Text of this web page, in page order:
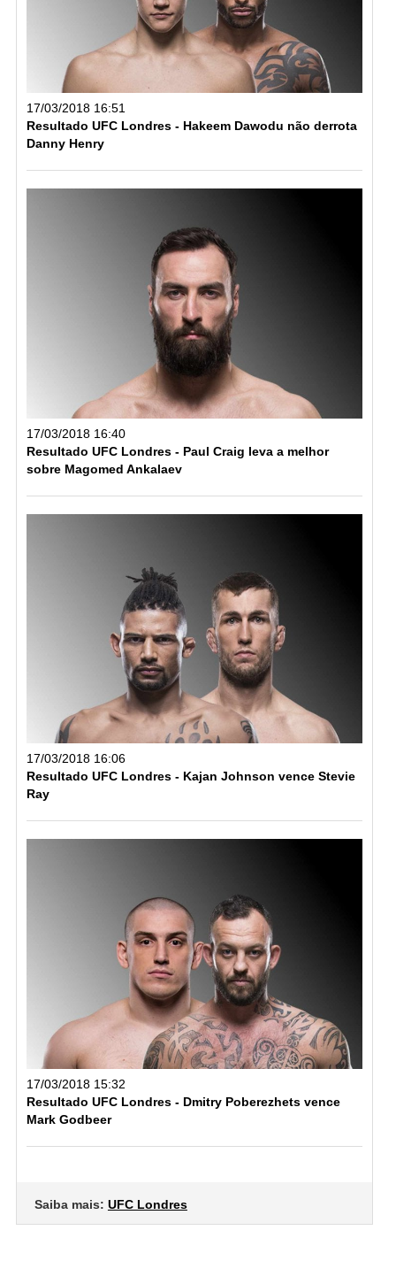
17/03/2018 16:51
Resultado UFC Londres - Hakeem Dawodu não derrota
Danny Henry
17/03/2018 16:40
Resultado UFC Londres - Paul Craig leva a melhor
sobre Magomed Ankalaev
17/03/2018 16:06
Resultado UFC Londres - Kajan Johnson vence Stevie
Ray
17/03/2018 15:32
Resultado UFC Londres - Dmitry Poberezhets vence
Mark Godbeer
Saiba mais: UFC Londres